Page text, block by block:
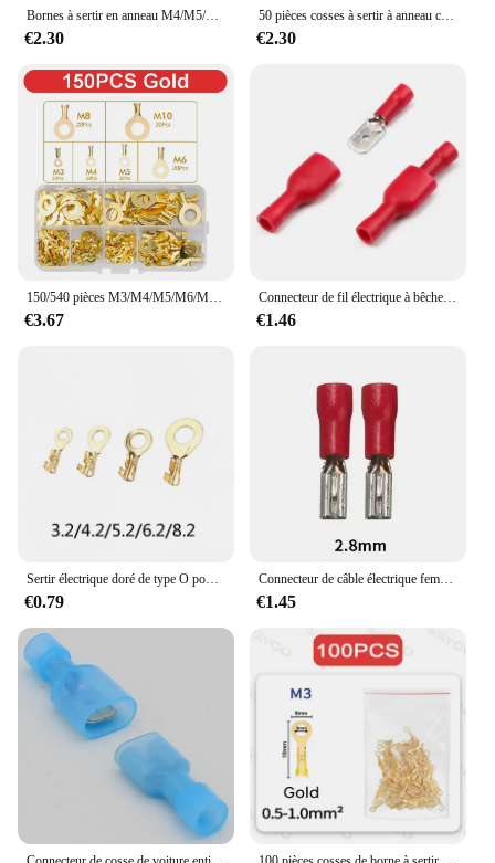
Bornes à sertir en anneau M4/M5/M6, bouchons ronds, embouts pré-isolés, cosses pour épissure, connecteurs d'extrémité de fil de câble électrique, 50 pièces
€2.30
50 pièces cosses à sertir à anneau connecteurs de fils électriques M4/M5/M6 cosses de virole d'isolation câbles d'épissure rapide pour vis de connexion
€2.30
150/540 pièces M3/M4/M5/M6/M8/M10 anneaux cosses yeux terminaux à sertir en cuivre câble cosse fil connecteur Kit d'assortiment Non isolé
€3.67
Connecteur de fil électrique à bêche isolée, connecteurs de fil, prise de câble de câblage, cosses de pressage à froid, CriAJpolitics, femelle, mâle, 100 pièces, 60 pièces, 10 pièces
€1.46
€0.79
Connecteur de câble électrique femelle et mâle, cosse à sertir à froid, connecteurs de fil, prise de câble de câblage, cosses de pressage, 100mm, 2.8mm, 4.8mm, 6.3 pièces
€1.45